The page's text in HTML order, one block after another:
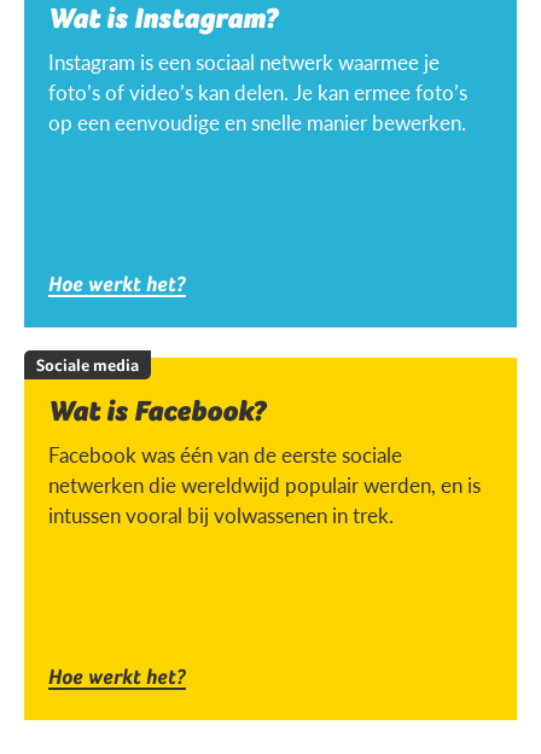
Wat is Instagram?
Instagram is een sociaal netwerk waarmee je
foto’s of video’s kan delen. Je kan ermee foto’s
op een eenvoudige en snelle manier bewerken.
Hoe werkt het?
Sociale media
Wat is Facebook?
Facebook was één van de eerste sociale
netwerken die wereldwijd populair werden, en is
intussen vooral bij volwassenen in trek.
Hoe werkt het?